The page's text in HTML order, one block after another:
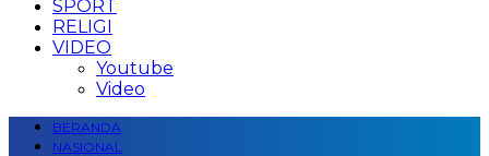
SPORT
RELIGI
VIDEO
Youtube
Video
BERANDA
NASIONAL